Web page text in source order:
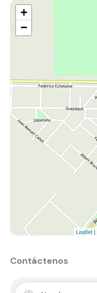
+
−
Leaflet |
Contáctenos